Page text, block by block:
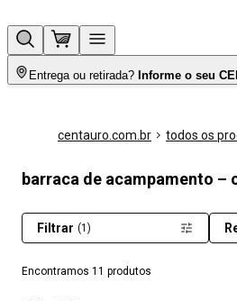
Entrega ou retirada? Informe o seu
centauro.com.br todos os
barraca de acampamento –
Encontramos 11 produtos
Filtrar (1)